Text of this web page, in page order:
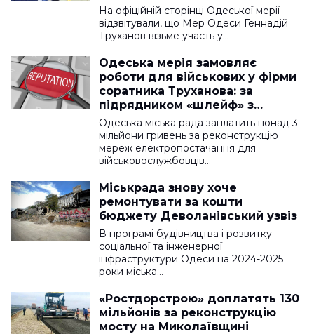
На офіційній сторінці Одеської мерії
відзвітували, що Мер Одеси Геннадій
Труханов візьме участь у…
Одеська мерія замовляє
роботи для військових у фірми
соратника Труханова: за
підрядником «шлейф» з
кримінальних проваджень
Одеська міська рада заплатить понад 3
мільйони гривень за реконструкцію
мереж електропостачання для
військовослужбовців…
Міськрада знову хоче
ремонтувати за кошти
бюджету Деволанівський узвіз
В програмі будівництва і розвитку
соціальної та інженерної
інфраструктури Одеси на 2024-2025
роки міська…
«Ростдорстрою» доплатять 130
мільйонів за реконструкцію
мосту на Миколаївщині